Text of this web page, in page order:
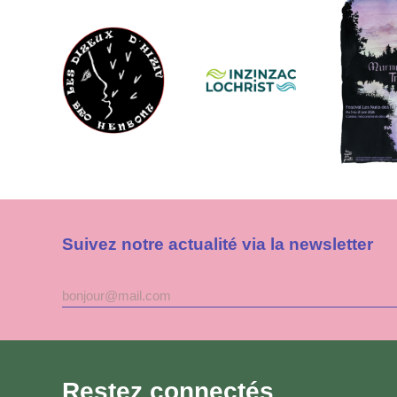
Suivez notre actualité via la newsletter
Adresse
mail